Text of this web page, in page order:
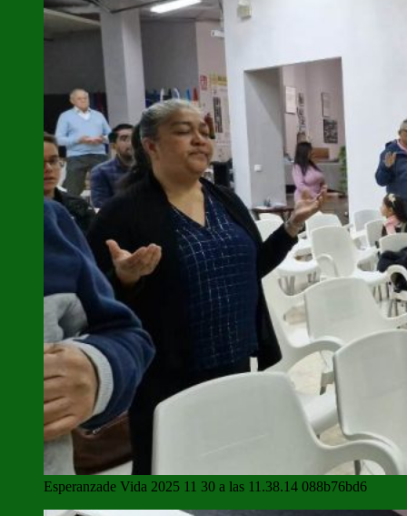
Esperanzade Vida 2025 11 30 a las 11.38.14 088b76bd6